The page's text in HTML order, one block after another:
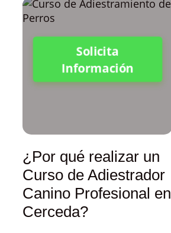
Solicita
Información
¿Por qué realizar un
Curso de Adiestrador
Canino Profesional en
Cerceda?